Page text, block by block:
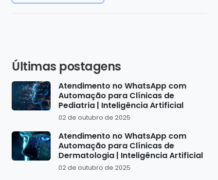
Últimas postagens
Atendimento no WhatsApp com
Automação para Clínicas de
Pediatria | Inteligência Artificial
02 de outubro de 2025
Atendimento no WhatsApp com
Automação para Clínicas de
Dermatologia | Inteligência Artificial
02 de outubro de 2025